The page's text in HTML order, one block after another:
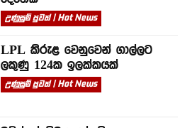
උණුසුම් පුවත් | Hot News
LPL කිරුළ වෙනුවෙන් ගාල්ලට
ලකුණු 124ක ඉලක්කයක්
උණුසුම් පුවත් | Hot News